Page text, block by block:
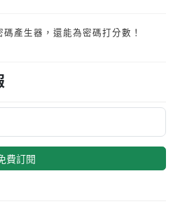
產生器，還能為密碼打分數！
費訂閱